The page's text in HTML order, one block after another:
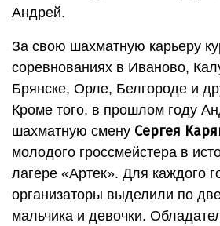
Андрей.
За свою шахматную карьеру
соревнованиях в Иваново,
Брянске, Орле, Белгороде и
Кроме того, в прошлом году
шахматную смену Сергея
молодого гроссмейстера в
лагере «Артек». Для каждого
организаторы выделили по
мальчика и девочки.